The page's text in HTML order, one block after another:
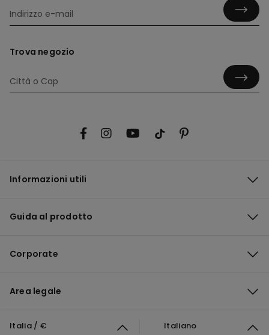
Trova negozio
Informazioni utili
Guida al prodotto
Corporate
Area legale
Italia / € Italiano